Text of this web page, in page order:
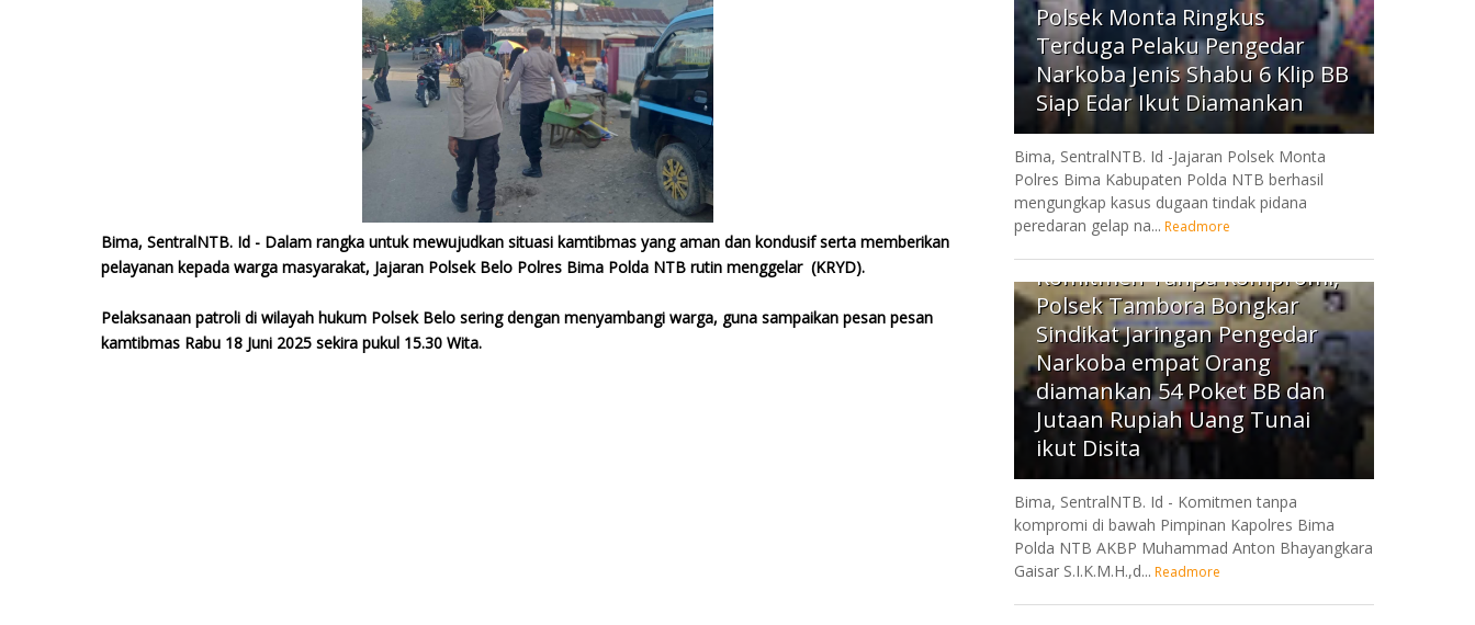
Bima, SentralNTB. Id - Dalam rangka untuk mewujudkan situasi kamtibmas yang aman dan kondusif serta memberikan
pelayanan kepada warga masyarakat, Jajaran Polsek Belo Polres Bima Polda NTB rutin menggelar (KRYD).
Pelaksanaan patroli di wilayah hukum Polsek Belo sering dengan menyambangi warga, guna sampaikan pesan pesan
kamtibmas Rabu 18 Juni 2025 sekira pukul 15.30 Wita.
Polsek Monta Ringkus
Terduga Pelaku Pengedar
Narkoba Jenis Shabu 6 Klip BB
Siap Edar Ikut Diamankan
Bima, SentralNTB. Id -Jajaran Polsek Monta
Polres Bima Kabupaten Polda NTB berhasil
mengungkap kasus dugaan tindak pidana
peredaran gelap na... Readmore
3
Komitmen Tanpa Kompromi,
Polsek Tambora Bongkar
Sindikat Jaringan Pengedar
Narkoba empat Orang
diamankan 54 Poket BB dan
Jutaan Rupiah Uang Tunai
ikut Disita
Bima, SentralNTB. Id - Komitmen tanpa
kompromi di bawah Pimpinan Kapolres Bima
Polda NTB AKBP Muhammad Anton Bhayangkara
Gaisar S.I.K.M.H.,d... Readmore